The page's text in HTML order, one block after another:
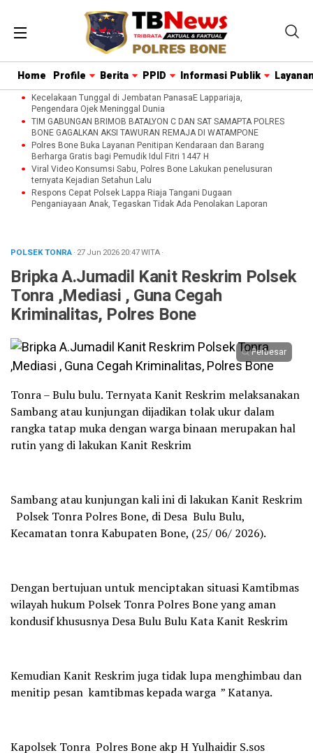
Home Profile Berita PPID Informasi Publik
Kecelakaan Tunggal di Jembatan PanasaE Lappariaja,
Pengendara Ojek Meninggal Dunia
TIM GABUNGAN BRIMOB BATALYON C DAN SAT SAMAPTA POLRES
BONE GAGALKAN AKSI TAWURAN REMAJA DI WATAMPONE
Polres Bone Buka Layanan Penitipan Kendaraan dan Barang
Berharga Gratis bagi Pemudik Idul Fitri 1447 H
Viral Video Konsumsi Sabu, Polres Bone Lakukan penelusuran
ternyata Kejadian Setahun Lalu
Respons Cepat Polsek Lappa Riaja Tangani Dugaan
Penganiayaan Anak, Tegaskan Tidak Ada Penolakan Laporan
POLSEK TONRA· 27 Jun 202620:47WITA·
Bripka A.Jumadil Kanit Reskrim Polsek
Tonra ,Mediasi , Guna Cegah
Kriminalitas, Polres Bone
Perbesar
Tonra – Bulu bulu. Ternyata Kanit Reskrim melaksanakan
Sambang atau kunjungan dijadikan tolak ukur dalam
rangka tatap muka dengan warga binaan merupakan hal
rutin yang di lakukan Kanit Reskrim
Sambang atau kunjungan kali ini di lakukan Kanit Reskrim
Polsek Tonra Polres Bone, di Desa Bulu Bulu,
Kecamatan tonra Kabupaten Bone, (25/ 06/ 2026).
Dengan bertujuan untuk menciptakan situasi Kamtibmas
wilayah hukum Polsek Tonra Polres Bone yang aman
kondusif khususnya Desa Bulu Bulu Kata Kanit Reskrim
Kemudian Kanit Reskrim juga tidak lupa menghimbau dan
menitip pesan kamtibmas kepada warga ” Katanya.
Kapolsek Tonra Polres Bone akp H Yulhaidir S.sos